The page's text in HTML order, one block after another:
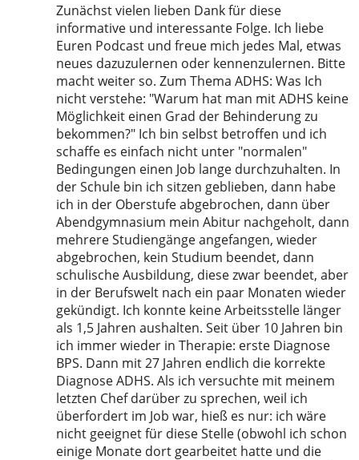
Zunächst vielen lieben Dank für diese
informative und interessante Folge. Ich liebe
Euren Podcast und freue mich jedes Mal, etwas
neues dazuzulernen oder kennenzulernen. Bitte
macht weiter so. Zum Thema ADHS: Was Ich
nicht verstehe: "Warum hat man mit ADHS keine
Möglichkeit einen Grad der Behinderung zu
bekommen?" Ich bin selbst betroffen und ich
schaffe es einfach nicht unter "normalen"
Bedingungen einen Job lange durchzuhalten. In
der Schule bin ich sitzen geblieben, dann habe
ich in der Oberstufe abgebrochen, dann über
Abendgymnasium mein Abitur nachgeholt, dann
mehrere Studiengänge angefangen, wieder
abgebrochen, kein Studium beendet, dann
schulische Ausbildung, diese zwar beendet, aber
in der Berufswelt nach ein paar Monaten wieder
gekündigt. Ich konnte keine Arbeitsstelle länger
als 1,5 Jahren aushalten. Seit über 10 Jahren bin
ich immer wieder in Therapie: erste Diagnose
BPS. Dann mit 27 Jahren endlich die korrekte
Diagnose ADHS. Als ich versuchte mit meinem
letzten Chef darüber zu sprechen, weil ich
überfordert im Job war, hieß es nur: ich wäre
nicht geeignet für diese Stelle (obwohl ich schon
einige Monate dort gearbeitet hatte und die